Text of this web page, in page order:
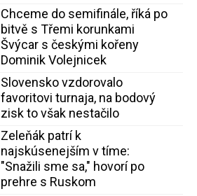
Chceme do semifinále, říká po
bitvě s Třemi korunkami
Švýcar s českými kořeny
Dominik Volejnicek
Slovensko vzdorovalo
favoritovi turnaja, na bodový
zisk to však nestačilo
Zeleňák patrí k
najskúsenejším v tíme:
"Snažili sme sa," hovorí po
prehre s Ruskom